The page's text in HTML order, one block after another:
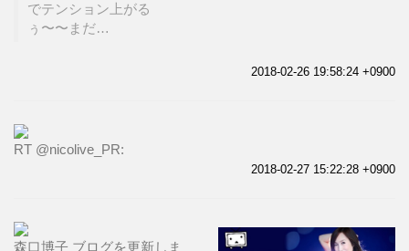
でテンション上がる
ぅ〜〜まだ…
2018-02-26 19:58:24 +0900
RT @nicolive_PR:
2018-02-27 15:22:28 +0900
森口博子 ブログを更新しま